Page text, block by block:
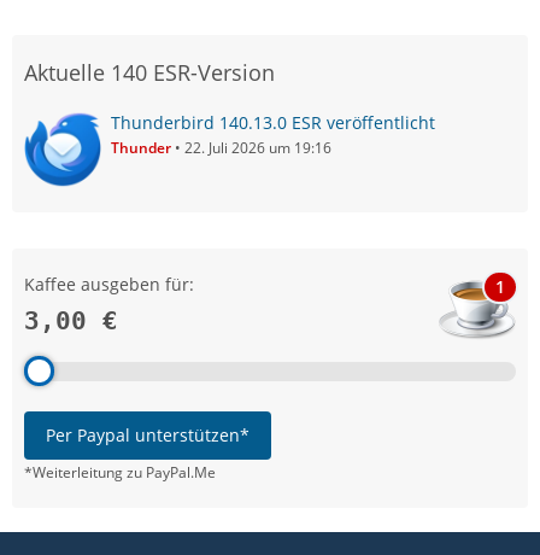
Aktuelle 140 ESR-Version
Thunderbird 140.13.0 ESR veröffentlicht
Thunder 22. Juli 2026 um 19:16
Kaffee ausgeben für:
3,00 €
1
Per Paypal unterstützen*
*Weiterleitung zu PayPal.Me